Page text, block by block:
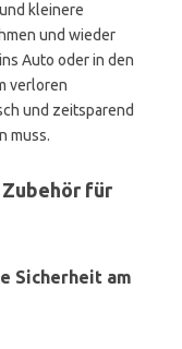
kleinere
und wieder
Auto oder in den
verloren
und zeitsparend
muss.
für
Sicherheit am